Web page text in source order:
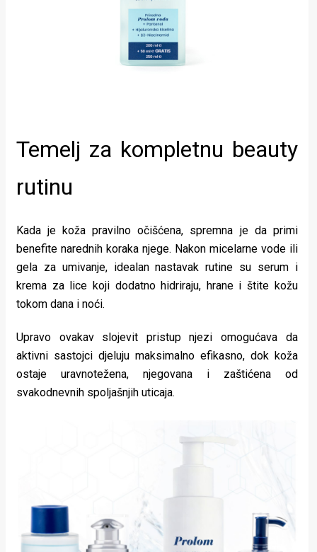
Temelj za kompletnu beauty
rutinu
Kada je koža pravilno očišćena, spremna je da primi
benefite narednih koraka njege. Nakon micelarne vode ili
gela za umivanje, idealan nastavak rutine su serum i
krema za lice koji dodatno hidriraju, hrane i štite kožu
tokom dana i noći.
Upravo ovakav slojevit pristup njezi omogućava da
aktivni sastojci djeluju maksimalno efikasno, dok koža
ostaje uravnotežena, njegovana i zaštićena od
svakodnevnih spoljašnjih uticaja.